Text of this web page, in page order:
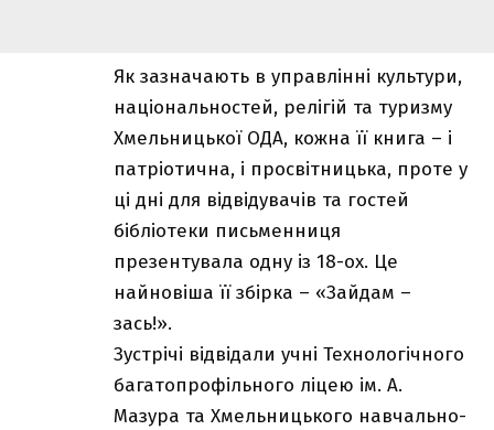
Як зазначають в управлінні культури,
національностей, релігій та туризму
Хмельницької ОДА, кожна її книга – і
патріотична, і просвітницька, проте у
ці дні для відвідувачів та гостей
бібліотеки письменниця
презентувала одну із 18-ох. Це
найновіша її збірка – «Зайдам –
зась!».
Зустрічі відвідали учні Технологічного
багатопрофільного ліцею ім. А.
Мазура та Хмельницького навчально-